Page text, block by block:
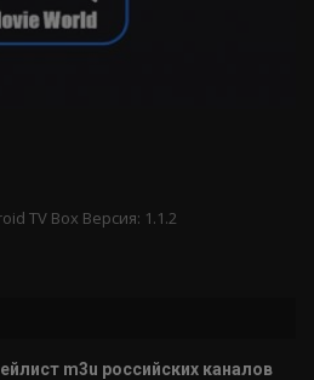
TV Box Версия: 1.1.2
m3u российских каналов